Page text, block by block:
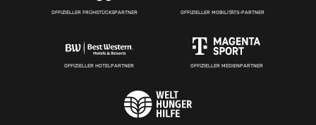
OFFIZIELLER FRÜHSTÜCKSPARTNER OFFIZIELLER MOBILITÄTS-PARTNER
OFFIZIELLER HOTELPARTNER OFFIZIELLER MEDIENPARTNER